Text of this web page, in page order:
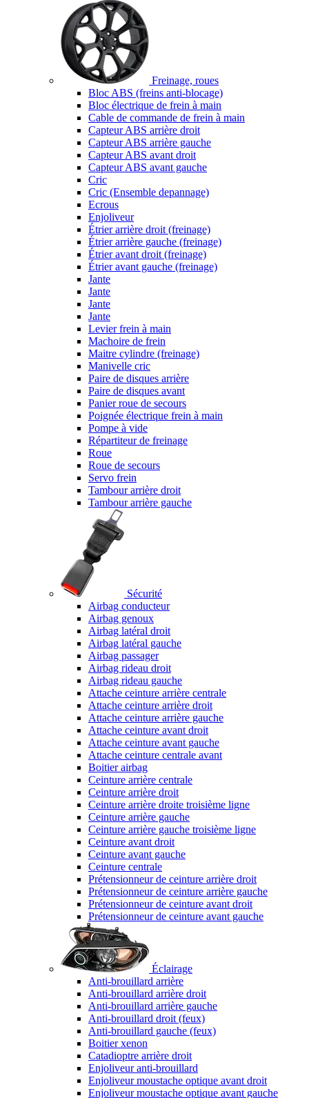
Freinage, roues
Bloc ABS (freins anti-blocage)
Bloc électrique de frein à main
Cable de commande de frein à main
Capteur ABS arrière droit
Capteur ABS arrière gauche
Capteur ABS avant droit
Capteur ABS avant gauche
Cric
Cric (Ensemble depannage)
Ecrous
Enjoliveur
Étrier arrière droit (freinage)
Étrier arrière gauche (freinage)
Étrier avant droit (freinage)
Étrier avant gauche (freinage)
Jante
Jante
Jante
Jante
Levier frein à main
Machoire de frein
Maitre cylindre (freinage)
Manivelle cric
Paire de disques arrière
Paire de disques avant
Panier roue de secours
Poignée électrique frein à main
Pompe à vide
Répartiteur de freinage
Roue
Roue de secours
Servo frein
Tambour arrière droit
Tambour arrière gauche
Sécurité
Airbag conducteur
Airbag genoux
Airbag latéral droit
Airbag latéral gauche
Airbag passager
Airbag rideau droit
Airbag rideau gauche
Attache ceinture arrière centrale
Attache ceinture arrière droit
Attache ceinture arrière gauche
Attache ceinture avant droit
Attache ceinture avant gauche
Attache ceinture centrale avant
Boitier airbag
Ceinture arrière centrale
Ceinture arrière droit
Ceinture arrière droite troisième ligne
Ceinture arrière gauche
Ceinture arrière gauche troisième ligne
Ceinture avant droit
Ceinture avant gauche
Ceinture centrale
Prétensionneur de ceinture arrière droit
Prétensionneur de ceinture arrière gauche
Prétensionneur de ceinture avant droit
Prétensionneur de ceinture avant gauche
Éclairage
Anti-brouillard arrière
Anti-brouillard arrière droit
Anti-brouillard arrière gauche
Anti-brouillard droit (feux)
Anti-brouillard gauche (feux)
Boitier xenon
Catadioptre arrière droit
Enjoliveur anti-brouillard
Enjoliveur moustache optique avant droit
Enjoliveur moustache optique avant gauche